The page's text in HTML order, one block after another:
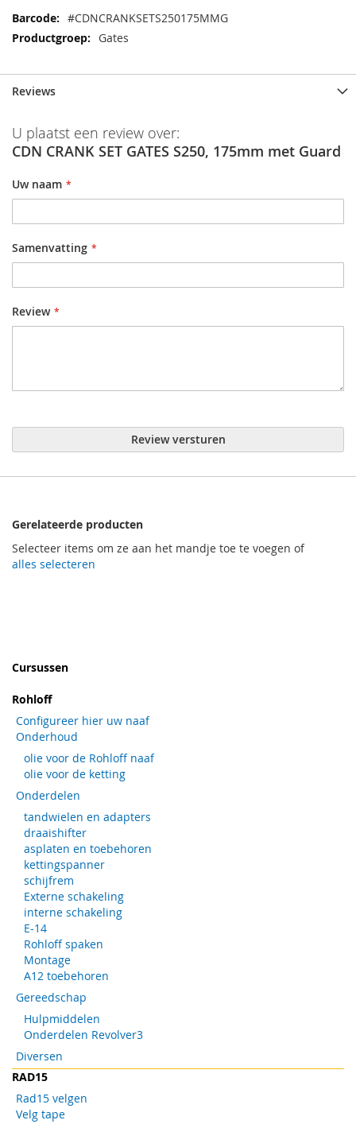
Meer
informatie
#CDNCRANKSETS250175MMG
Gates
Reviews
U plaatst een review over:
CDN CRANK SET GATES S250, 175mm met Guard
Uw naam
Samenvatting
Review
Review versturen
Gerelateerde producten
Selecteer items om ze aan het mandje toe te voegen of
alles selecteren
Cursussen
Rohloff
Configureer hier uw naaf
Onderhoud
olie voor de Rohloff naaf
olie voor de ketting
Onderdelen
tandwielen en adapters
draaishifter
asplaten en toebehoren
kettingspanner
schijfrem
Externe schakeling
interne schakeling
E-14
Rohloff spaken
Montage
A12 toebehoren
Gereedschap
Hulpmiddelen
Onderdelen Revolver3
Diversen
RAD15
Rad15 velgen
Velg tape